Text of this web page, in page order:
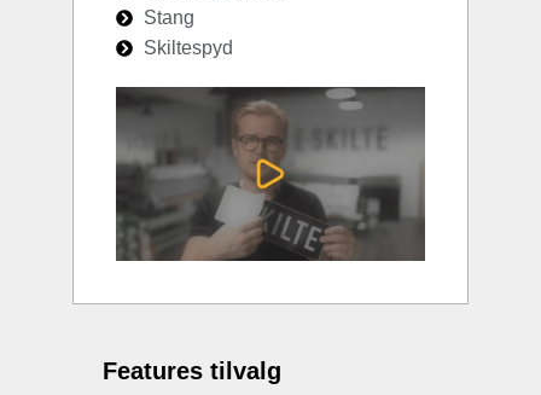
Stang
Skiltespyd
Features tilvalg